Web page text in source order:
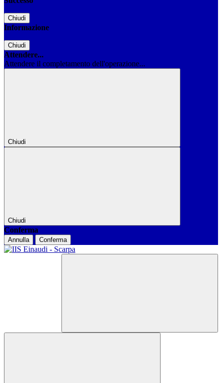
Chiudi
Informazione
Chiudi
Attendere...
Attendere il completamento dell'operazione...
Chiudi
Chiudi
Conferma
Annulla Conferma